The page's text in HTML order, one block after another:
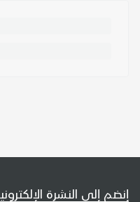
إنضم إلى النشرة